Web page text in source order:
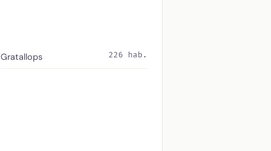
Gratallops 226 hab.